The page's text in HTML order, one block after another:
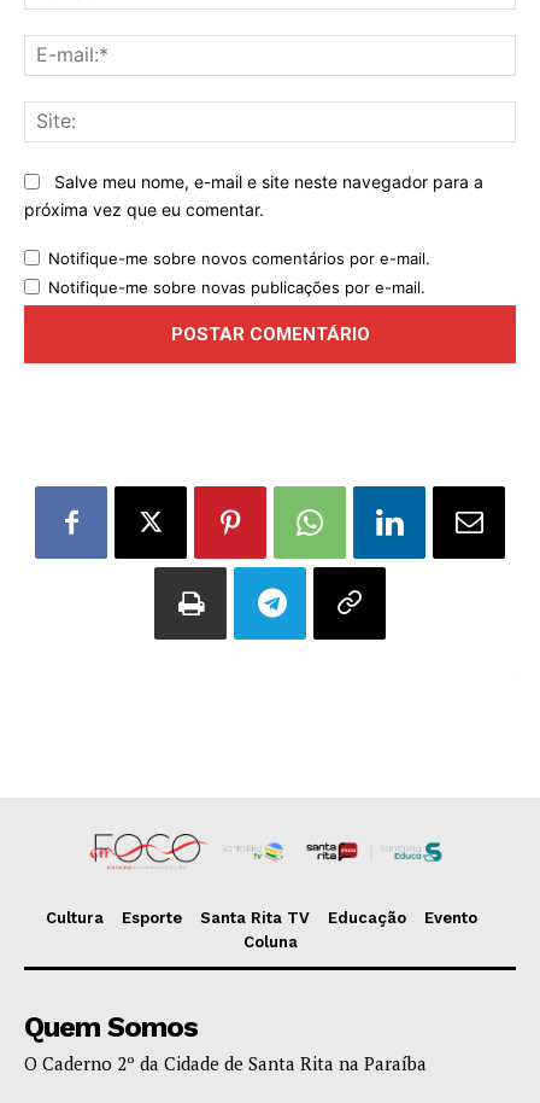
Salve meu nome, e-mail e site neste navegador para a
próxima vez que eu comentar.
Notifique-me sobre novos comentários por e-mail.
Notifique-me sobre novas publicações por e-mail.
Cultura Esporte Santa Rita TV Educação
Evento
Coluna
Quem Somos
O Caderno 2º da Cidade de Santa Rita na Paraíba